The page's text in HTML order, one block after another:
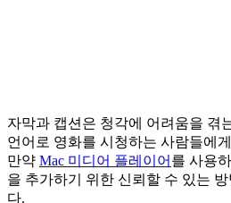
자막과 캡션은 청각에 어려움을 겪
언어로 영화를 시청하는 사람들에
만약 Mac 미디어 플레이어 를 사용
을 추가하기 위한 신뢰할 수 있는
다.